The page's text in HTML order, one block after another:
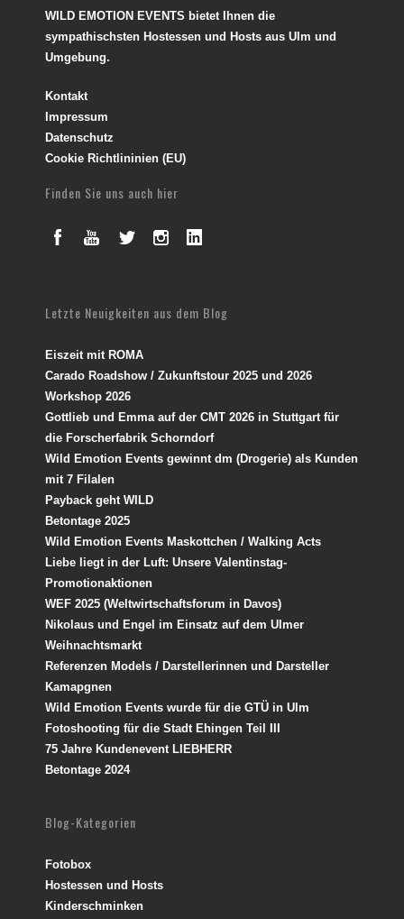
WILD EMOTION EVENTS bietet Ihnen die
sympathischsten Hostessen und Hosts aus Ulm und
Umgebung.
Kontakt
Impressum
Datenschutz
Cookie Richtlininien (EU)
Finden Sie uns auch hier
Letzte Neuigkeiten aus dem Blog
Eiszeit mit ROMA
Carado Roadshow / Zukunftstour 2025 und 2026
Workshop 2026
Gottlieb und Emma auf der CMT 2026 in Stuttgart für
die Forscherfabrik Schorndorf
Wild Emotion Events gewinnt dm (Drogerie) als Kunden
mit 7 Filalen
Payback geht WILD
Betontage 2025
Wild Emotion Events Maskottchen / Walking Acts
Liebe liegt in der Luft: Unsere Valentinstag-
Promotionaktionen
WEF 2025 (Weltwirtschaftsforum in Davos)
Nikolaus und Engel im Einsatz auf dem Ulmer
Weihnachtsmarkt
Referenzen Models / Darstellerinnen und Darsteller
Kamapgnen
Wild Emotion Events wurde für die GTÜ in Ulm
Fotoshooting für die Stadt Ehingen Teil III
75 Jahre Kundenevent LIEBHERR
Betontage 2024
Blog-Kategorien
Fotobox
Hostessen und Hosts
Kinderschminken